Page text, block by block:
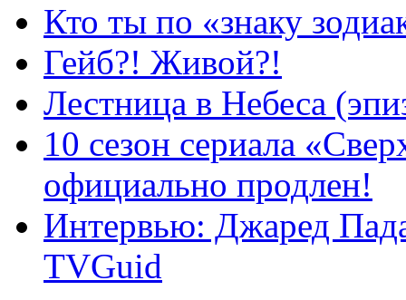
Кто ты по «знаку
Гейб?! Живой?!
Лестница в Небеса
10 сезон сериала
официально продлен!
Интервью: Джаред
TVGuid